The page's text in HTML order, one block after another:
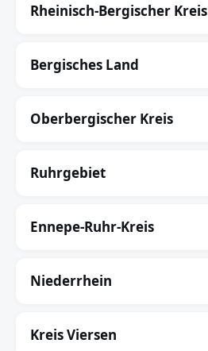
Rheinisch-Bergischer Kreis
Bergisches Land
Oberbergischer Kreis
Ruhrgebiet
Ennepe-Ruhr-Kreis
Niederrhein
Kreis Viersen